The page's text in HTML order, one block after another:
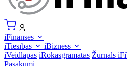
iFinanses
iTiesības
iBizness
iVeidlapas iRokasgrāmatas Žurnāls